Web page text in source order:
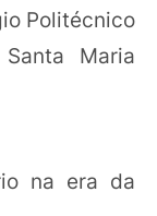
Politécnico
Maria
na era da